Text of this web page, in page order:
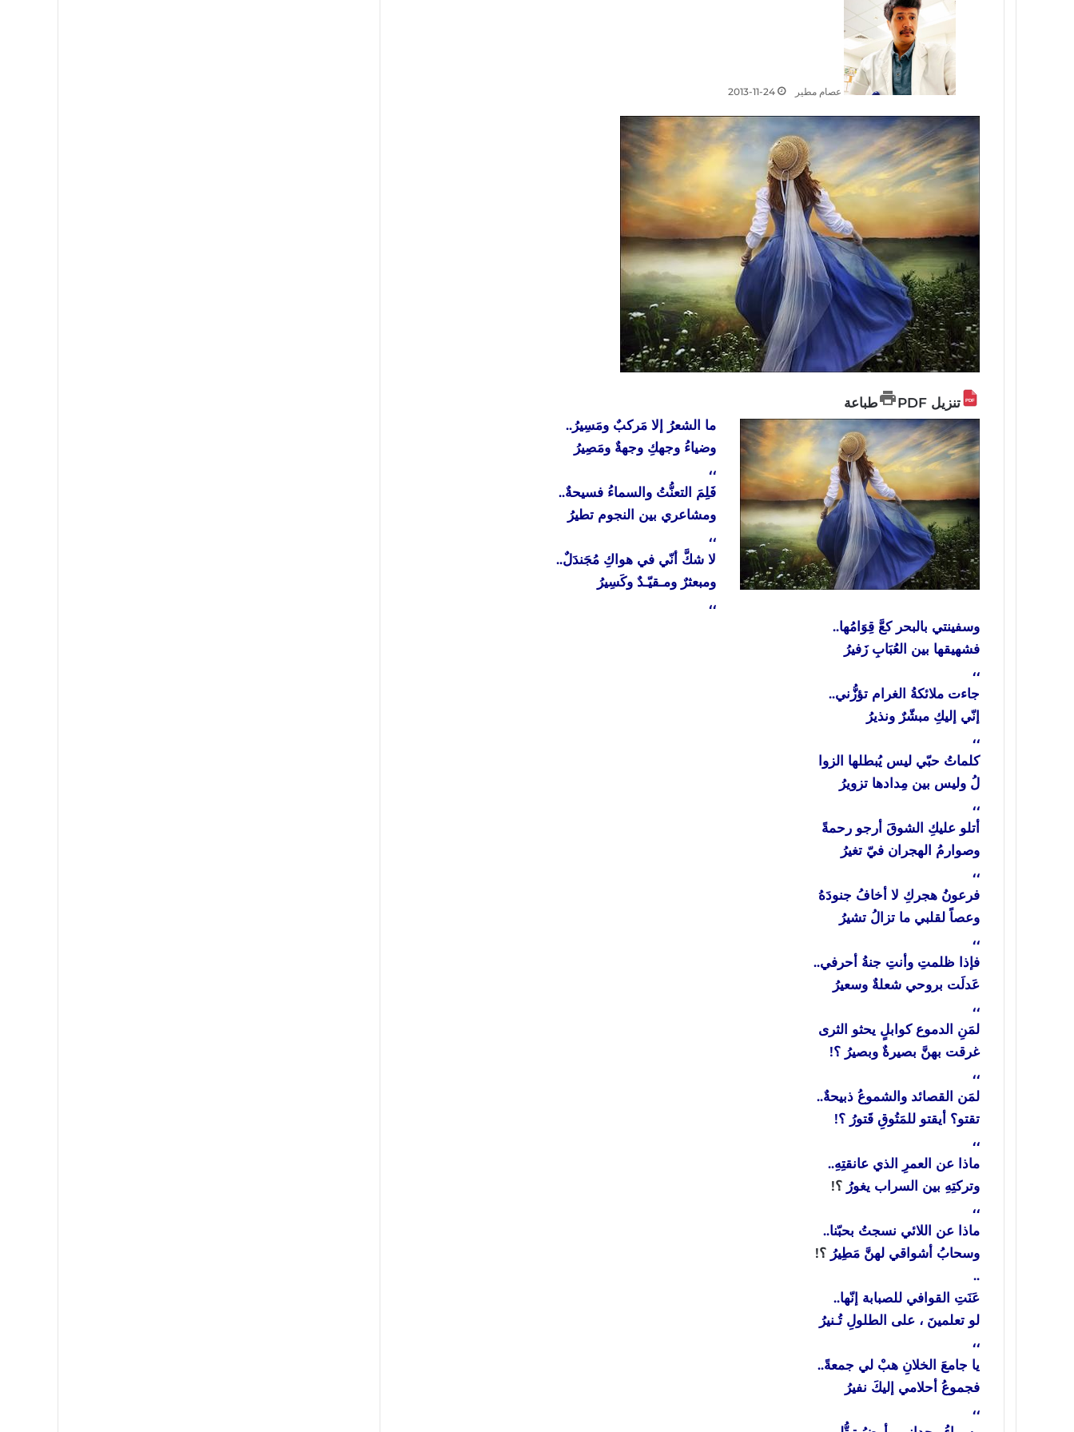
عصام مطير 2013-11-24
تنزيل PDF
طباعة
ما الشعرُ إلا مَركبٌ ومَسِيرُ..
وضياءُ وجهكِ وجهةٌ ومَصِيرُ
،،
فَلِمَ التعنُّتُ والسماءُ فسيحةٌ..
ومشاعري بين النجوم تطيرُ
،،
لا شكَّ أنّي في هواكِ مُجَندَلٌ..
ومبعثرٌ ومـقيّـدٌ وكَسِيرُ
،،
وسفينتي بالبحر كعَّ قِوَامُها..
فشهيقها بين العُبَابِ زَفيرُ
،،
جاءت ملائكةُ الغرام تؤزُّني..
إنّي إليكِ مبشّرٌ ونذيرُ
،،
كلماتُ حبّي ليس يُبطلها الزوا
لُ وليس بين مِدادها تزويرُ
،،
أتلو عليكِ الشوقَ أرجو رحمةً
وصوارمُ الهجران فيّ تغيرُ
،،
فرعونُ هجركِ لا أخافُ جنودَهُ
وعصاً لقلبي ما تزالُ تشيرُ
،،
فإذا ظلمتِ وأنتِ جنةُ أحرفي..
عَدلَت بروحي شعلةٌ وسعيرُ
،،
لمَنِ الدموع كوابلٍ يحثو الثرى
غرقت بهنَّ بصيرةٌ وبصيرُ ؟!
،،
لمَن القصائد والشموعُ ذبيحةٌ..
تقتو؟ أيقتو للمَتُوقِ قَتورُ ؟!
،،
ماذا عن العمرِ الذي عانقتِهِ..
وتركتِهِ بين السراب يغورُ ؟!
،،
ماذا عن اللائي نسجتُ بحبّنا..
وسحابُ أشواقي لهنَّ مَطِيرُ ؟!
..
عَنَتِ القوافي للصبابة إنّها..
لو تعلمينَ ، على الطلولِ تُـنيرُ
،،
يا جامعَ الخلانِ هبْ لي جمعةً..
فجموعُ أحلامي إليكَ نفيرُ
،،